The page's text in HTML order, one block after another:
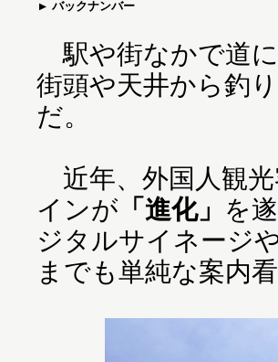
バックナンバー
駅や街なかで道
街頭や天井から釣
だ。
近年、外国人観
インが 「進化」 を
ジタルサイネージ
までも単純な案内看